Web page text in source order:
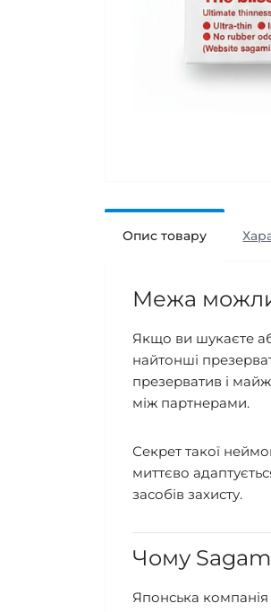
Опис товару
Межа
Якщо ви шукаєте
найтонші
презерватив і
між партнерами.
Секрет такої
миттєво
засобів захисту.
Чому
Японська